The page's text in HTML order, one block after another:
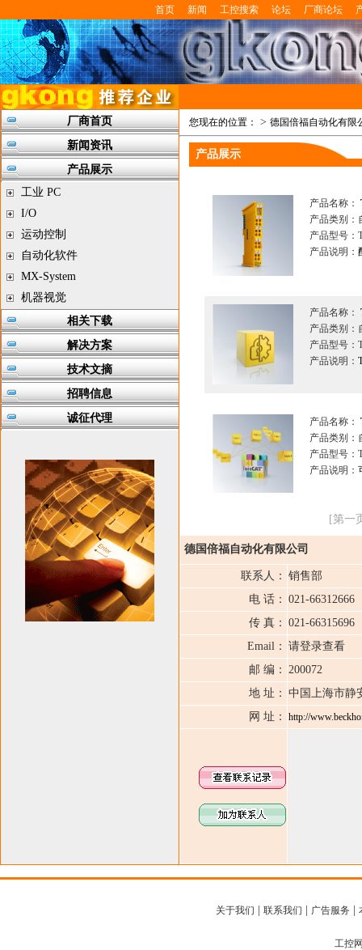
首页 新闻 工控搜索 论坛 厂商论坛
厂商首页
新闻资讯
产品展示
工业 PC
I/O
运动控制
自动化软件
MX-System
机器视觉
相关下载
解决方案
技术文摘
招聘信息
诚征代理
您现在的位置： > 德国倍福自动化有限
产品展示
产品名称：
产品类别：
产品型号：
产品说明：
产品名称：
产品类别：
产品型号：
产品说明：
产品名称：
产品类别：
产品型号：
产品说明：
[第一
德国倍福自动化有限公司
联系人： 销售部
电 话： 021-66312666
传 真： 021-66315696
Email： 请登录查看
邮 编： 200072
地 址： 中国上海市静
网 址：
http://
关于我们 联系我们 广告服务
工控